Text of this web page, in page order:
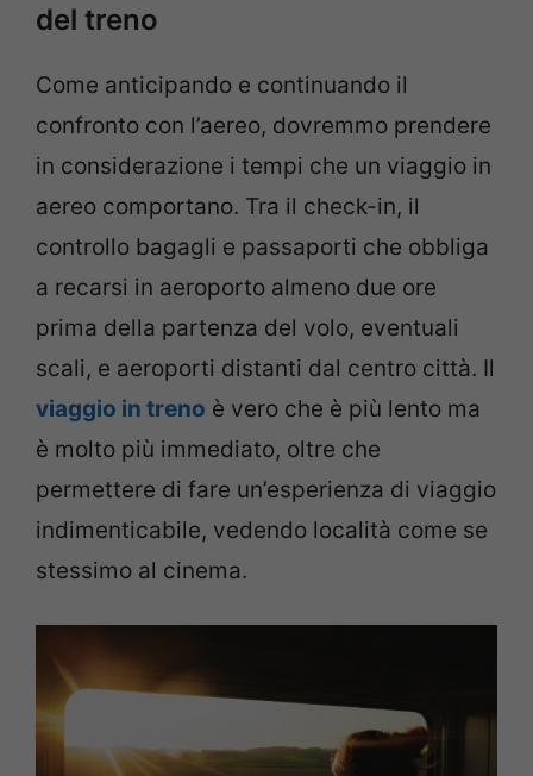
del treno
Come anticipando e continuando il
confronto con l’aereo, dovremmo prendere
in considerazione i tempi che un viaggio in
aereo comportano. Tra il check-in, il
controllo bagagli e passaporti che obbliga
a recarsi in aeroporto almeno due ore
prima della partenza del volo, eventuali
scali, e aeroporti distanti dal centro città. Il
viaggio in treno è vero che è più lento ma
è molto più immediato, oltre che
permettere di fare un’esperienza di viaggio
indimenticabile, vedendo località come se
stessimo al cinema.